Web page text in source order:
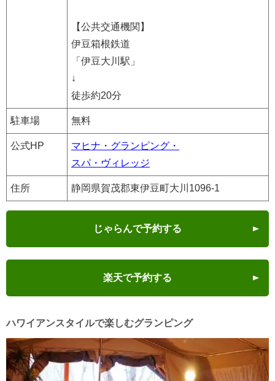
【公共交通機関】
伊豆箱根鉄道
「伊豆大川駅」
↓
徒歩約20分
駐車場 無料
公式HP
マヒナ・グランピング・
スパ・ヴィレッジ
住所 静岡県賀茂郡東伊豆町大川1096-1
じゃらんで予約する
楽天で予約する
ハワイアンスタイルで楽しむグランピング